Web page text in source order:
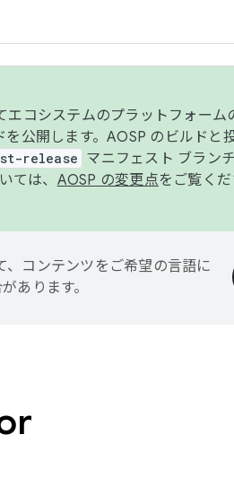
コシステムのプラットフォーム
公開します。AOSP のビルドと投
release マニフェスト ブラン
ては、 AOSP の変更点をご覧くだ
コンテンツをご希望の言語に
あります。